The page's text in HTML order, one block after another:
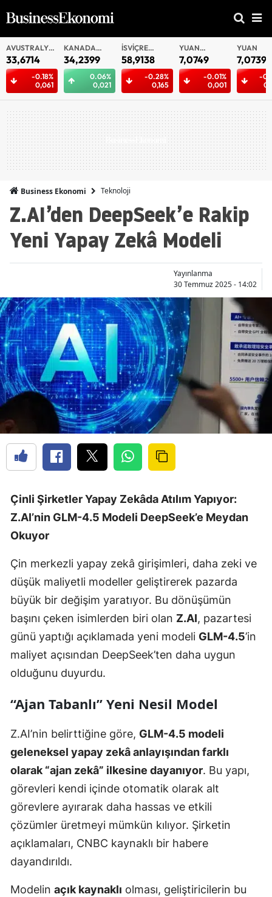
AVUSTRALYA
DOLARI
33,6714
-0.18%
0,061
KANADA
DOLARI
34,2399
0.06%
0,021
İSVIÇRE
FRANKI
58,9138
-0.28%
0,165
YUAN
OFFSHORE
7,0749
-0.01%
0,001
YUAN
7,0739
-
Business Ekonomi Teknoloji
Z.AI’den DeepSeek’e Rakip
Yeni Yapay Zekâ Modeli
Yayınlanma
30 Temmuz 2025 - 14:02
Çinli Şirketler Yapay Zekâda Atılım Yapıyor:
Z.AI’nin GLM-4.5 Modeli DeepSeek’e Meydan
Okuyor
Çin merkezli yapay zekâ girişimleri, daha zeki ve
düşük maliyetli modeller geliştirerek pazarda
büyük bir değişim yaratıyor. Bu dönüşümün
başını çeken isimlerden biri olan Z.AI, pazartesi
günü yaptığı açıklamada yeni modeli GLM-4.5’in
maliyet açısından DeepSeek’ten daha uygun
olduğunu duyurdu.
“Ajan Tabanlı” Yeni Nesil Model
Z.AI’nin belirttiğine göre, GLM-4.5 modeli
geleneksel yapay zekâ anlayışından farklı
olarak “ajan zekâ” ilkesine dayanıyor. Bu yapı,
görevleri kendi içinde otomatik olarak alt
görevlere ayırarak daha hassas ve etkili
çözümler üretmeyi mümkün kılıyor. Şirketin
açıklamaları, CNBC kaynaklı bir habere
dayandırıldı.
Modelin açık kaynaklı olması, geliştiricilerin bu